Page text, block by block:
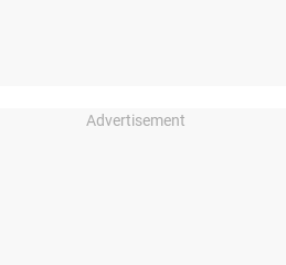
Advertisement